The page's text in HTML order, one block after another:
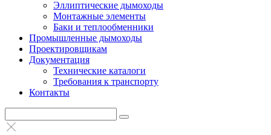
Эллиптические дымоходы
Монтажные элементы
Баки и теплообменники
Промышленные дымоходы
Проектировщикам
Документация
Технические каталоги
Требования к транспорту
Контакты